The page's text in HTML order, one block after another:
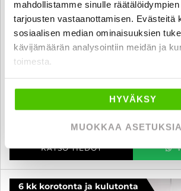
mahdollistamme sinulle
tarjousten vastaanottamisen. Evästeitä
sosiaalisen median ominaisuuksien
kävijämäärän analysointiin meidän ja
toimesta.
HYVÄKSY
MUOKKAA ASETUKSIA
Honda CR-V
HONDA CR-V Monikäyttöajoneuvo (AF) 4ov
korotonta ja kulutonta maksuaikaa! - TULOSSA
13 400 €
alk. 160 € / kk
KATSO TIEDOT
6 kk korotonta ja kulutonta